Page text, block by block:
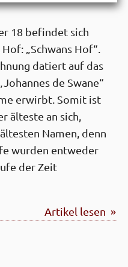
18 befindet sich
„Schwans Hof“.
datiert auf das
de Swane“
erwirbt. Somit ist
älteste an sich,
Namen, denn
wurden entweder
der Zeit
Artikel lesen »